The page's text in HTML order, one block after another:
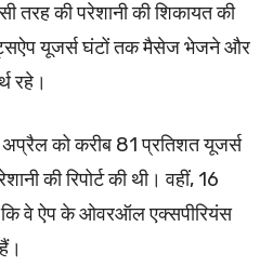
तरह की परेशानी की शिकायत की
यूजर्स घंटों तक मैसेज भेजने और
रहे।
को करीब 81 प्रतिशत यूजर्स
की रिपोर्ट की थी। वहीं, 16
कि वे ऐप के ओवरऑल एक्सपीरियंस